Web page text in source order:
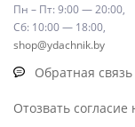
Пн – Пт: 9:00 — 20:00,
Сб: 10:00 — 18:00,
shop@ydachnik.by
Обратная связь
Отозвать